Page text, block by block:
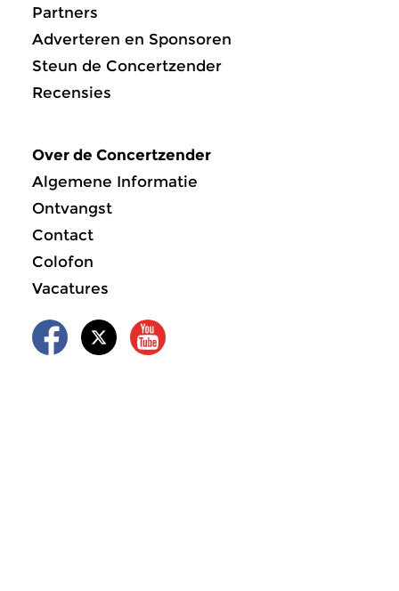
Partners
Adverteren en Sponsoren
Steun de Concertzender
Recensies
Over de Concertzender
Algemene Informatie
Ontvangst
Contact
Colofon
Vacatures